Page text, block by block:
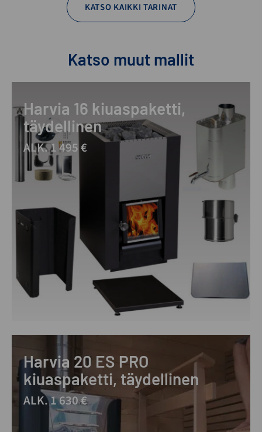
KATSO KAIKKI TARINAT
Katso muut mallit
Harvia 16 kiuaspaketti,
täydellinen
ALK. 1 495 €
Harvia 20 ES PRO
kiuaspaketti, täydellinen
ALK. 1 630 €